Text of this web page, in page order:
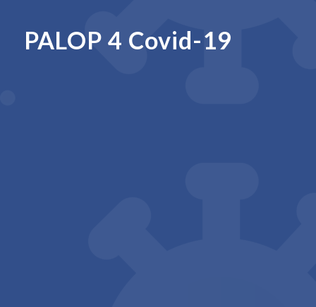
PALOP 4 Covid-19